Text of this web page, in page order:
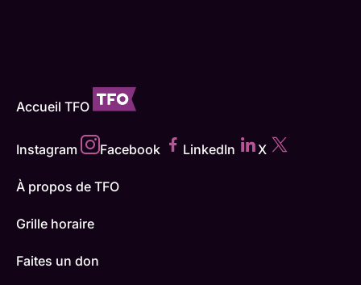
Accueil TFO
Instagram Facebook LinkedIn X
À propos de TFO
Grille horaire
Faites un don